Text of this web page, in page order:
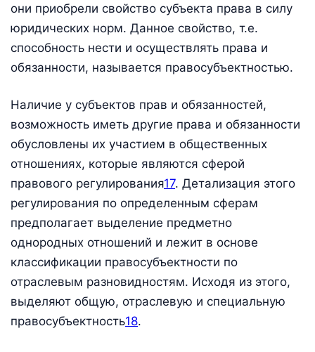
они приобрели свойство субъекта права в силу
юридических норм. Данное свойство, т.е.
способность нести и осуществлять права и
обязанности, называется правосубъектностью.
Наличие у субъектов прав и обязанностей,
возможность иметь другие права и обязанности
обусловлены их участием в общественных
отношениях, которые являются сферой
правового регулирования17. Детализация этого
регулирования по определенным сферам
предполагает выделение предметно
однородных отношений и лежит в основе
классификации правосубъектности по
отраслевым разновидностям. Исходя из этого,
выделяют общую, отраслевую и специальную
правосубъектность18.